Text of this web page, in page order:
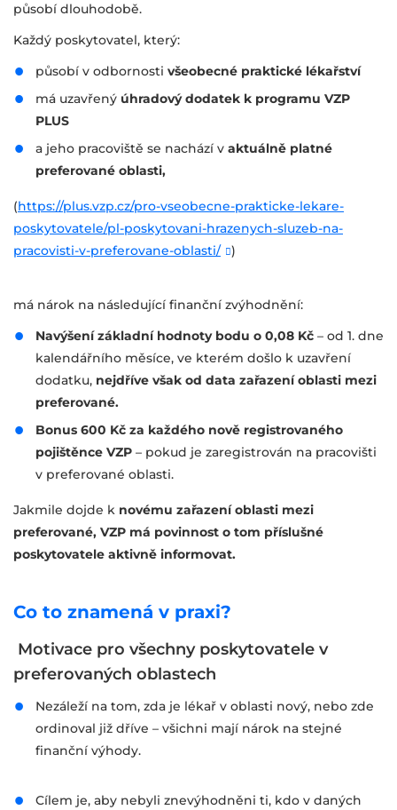
působí dlouhodobě.
Každý poskytovatel, který:
působí v odbornosti všeobecné praktické lékařství
má uzavřený úhradový dodatek k programu VZP
PLUS
a jeho pracoviště se nachází v aktuálně platné
preferované oblasti,
(https://plus.vzp.cz/pro-vseobecne-prakticke-lekare-
poskytovatele/pl-poskytovani-hrazenych-sluzeb-na-
pracovisti-v-preferovane-oblasti/
)
má nárok na následující finanční zvýhodnění:
Navýšení základní hodnoty bodu o 0,08 Kč – od 1. dne
kalendářního měsíce, ve kterém došlo k uzavření
dodatku, nejdříve však od data zařazení oblasti mezi
preferované.
Bonus 600 Kč za každého nově registrovaného
pojištěnce VZP – pokud je zaregistrován na pracovišti
v preferované oblasti.
Jakmile dojde k novému zařazení oblasti mezi
preferované, VZP má povinnost o tom příslušné
poskytovatele aktivně informovat.
Co to znamená v praxi?
Motivace pro všechny poskytovatele v
preferovaných oblastech
Nezáleží na tom, zda je lékař v oblasti nový, nebo zde
ordinoval již dříve – všichni mají nárok na stejné
finanční výhody.
Cílem je, aby nebyli znevýhodněni ti, kdo v daných